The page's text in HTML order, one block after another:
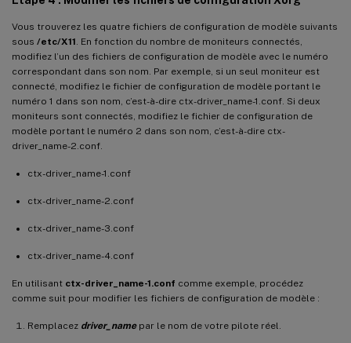
Vous trouverez les quatre fichiers de configuration de modèle suivants
sous /etc/X11 . En fonction du nombre de moniteurs connectés,
modifiez l’un des fichiers de configuration de modèle avec le numéro
correspondant dans son nom. Par exemple, si un seul moniteur est
connecté, modifiez le fichier de configuration de modèle portant le
numéro 1 dans son nom, c’est-à-dire ctx-driver_name-1.conf. Si deux
moniteurs sont connectés, modifiez le fichier de configuration de
modèle portant le numéro 2 dans son nom, c’est-à-dire ctx-
driver_name-2.conf.
ctx-driver_name-1.conf
ctx-driver_name-2.conf
ctx-driver_name-3.conf
ctx-driver_name-4.conf
En utilisant ctx-driver_name-1.conf comme exemple, procédez
comme suit pour modifier les fichiers de configuration de modèle :
Remplacez driver_namepar le nom de votre pilote réel.